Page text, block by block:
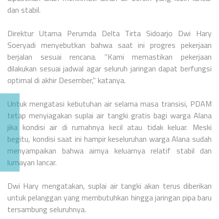
dan stabil.
Direktur Utama Perumda Delta Tirta Sidoarjo Dwi Hary
Soeryadi menyebutkan bahwa saat ini progres pekerjaan
berjalan sesuai rencana. "Kami memastikan pekerjaan
dilakukan sesuai jadwal agar seluruh jaringan dapat berfungsi
optimal di akhir Desember," katanya.
Untuk mengatasi kebutuhan air selama masa transisi, PDAM
tetap menyiagakan suplai air tangki gratis bagi warga Alana
jika kondisi air di rumahnya kecil atau tidak keluar. Meski
begitu, kondisi saat ini hampir keseluruhan warga Alana sudah
menyampaikan bahwa airnya keluarnya relatif stabil dan
lumayan lancar.
Dwi Hary mengatakan, suplai air tangki akan terus diberikan
untuk pelanggan yang membutuhkan hingga jaringan pipa baru
tersambung seluruhnya.